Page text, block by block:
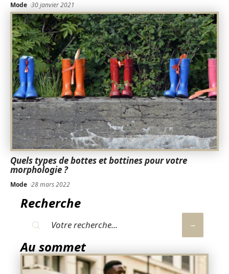
Mode 30 janvier 2021
Quels types de bottes et bottines pour votre
morphologie ?
Mode 28 mars 2022
Recherche
Au sommet